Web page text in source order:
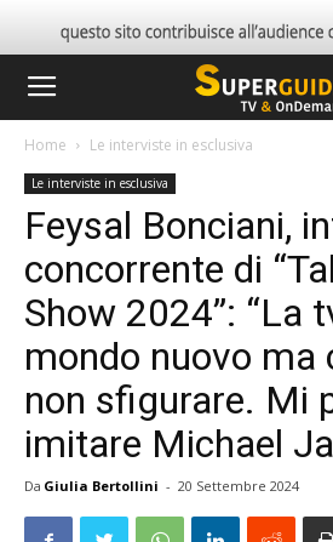
Home Le interviste in esclusiva
Le interviste in esclusiva
Feysal Bonciani,
concorrente di
Show 2024”: “La
mondo nuovo ma
non sfigurare. Mi
imitare Michael
Da Giulia Bertollini - 20 Settembre 2024